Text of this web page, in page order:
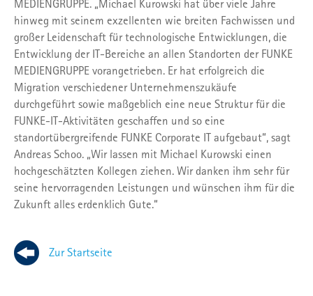
MEDIENGRUPPE. „Michael Kurowski hat über viele Jahre
hinweg mit seinem exzellenten wie breiten Fachwissen und
großer Leidenschaft für technologische Entwicklungen, die
Entwicklung der IT-Bereiche an allen Standorten der FUNKE
MEDIENGRUPPE vorangetrieben. Er hat erfolgreich die
Migration verschiedener Unternehmenszukäufe
durchgeführt sowie maßgeblich eine neue Struktur für die
FUNKE-IT-Aktivitäten geschaffen und so eine
standortübergreifende FUNKE Corporate IT aufgebaut“, sagt
Andreas Schoo. „Wir lassen mit Michael Kurowski einen
hochgeschätzten Kollegen ziehen. Wir danken ihm sehr für
seine hervorragenden Leistungen und wünschen ihm für die
Zukunft alles erdenklich Gute.“
Zur Startseite